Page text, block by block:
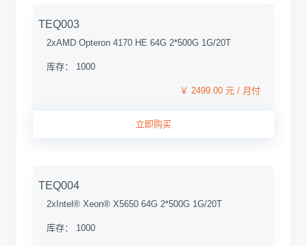
TEQ003
2xAMD Opteron 4170 HE 64G 2*500G 1G/20T
库存： 1000
￥ 2499.00 元 / 月付
立即购买
TEQ004
2xIntel® Xeon® X5650 64G 2*500G 1G/20T
库存： 1000